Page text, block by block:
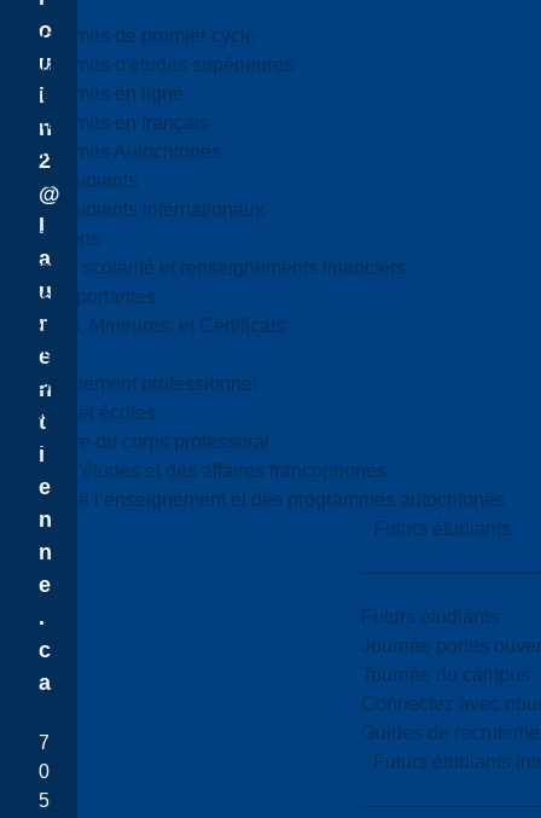
Programmes de premier cycle
Programmes d'études supérieures
Programmes en ligne
Programmes en français
Programmes Autochtones
Futurs étudiants
Futurs étudiants internationaux
Admissions
Droits de scolarité et renseignements financiers
Dates importantes
Majeures, Mineures, et Certificats
Cours
Développement professionnel
Facultés et écoles
Répertoire du corps professoral
Bureau d'études et des affaires francophones
Bureau de l’enseignement et des programmes autochtones
Futurs étudiants
Futurs étudiants
Journée portes
Tournée du campus
Connectez avec
Guides de
Futurs étudiants
o
u
i
n
2
@
l
a
u
r
e
n
t
i
e
n
n
e
.
c
a
7
0
5